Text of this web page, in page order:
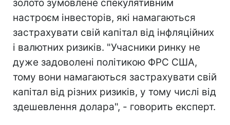
золото зумовлене спекулятивним
настроєм інвесторів, які намагаються
застрахувати свій капітал від інфляційних
і валютних ризиків. "Учасники ринку не
дуже задоволені політикою ФРС США,
тому вони намагаються застрахувати свій
капітал від різних ризиків, у тому числі від
здешевлення долара", - говорить експерт.